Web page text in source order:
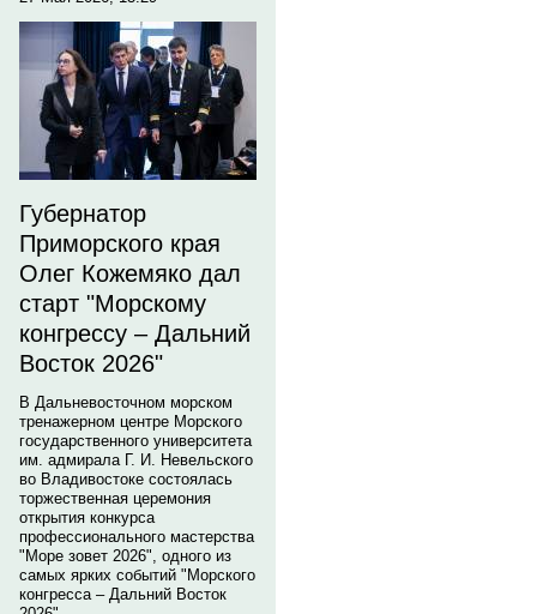
Губернатор
Приморского края
Олег Кожемяко дал
старт "Морскому
конгрессу – Дальний
Восток 2026"
В Дальневосточном морском
тренажерном центре Морского
государственного университета
им. адмирала Г. И. Невельского
во Владивостоке состоялась
торжественная церемония
открытия конкурса
профессионального мастерства
"Море зовет 2026", одного из
самых ярких событий "Морского
конгресса – Дальний Восток